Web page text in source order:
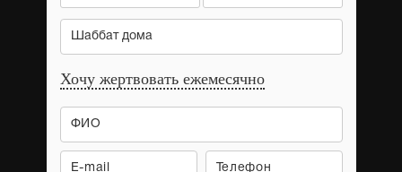
Шаббат дома
Хочу жертвовать ежемесячно